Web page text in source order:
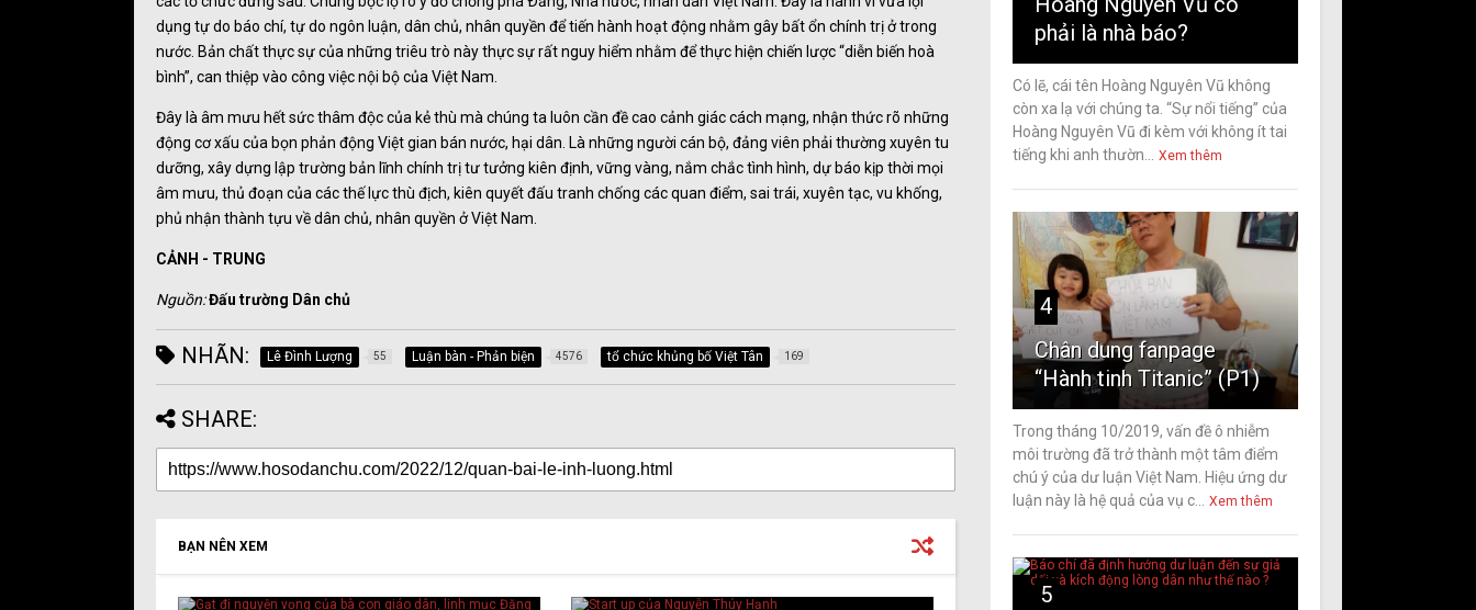
dụng tự do báo chí, tự do ngôn luận, dân chủ, nhân quyền để tiến hành hoạt động nhằm gây bất ổn chính trị ở trong
nước. Bản chất thực sự của những triêu trò này thực sự rất nguy hiểm nhằm để thực hiện chiến lược “diễn biến hoà
bình”, can thiệp vào công việc nội bộ của Việt Nam.
Đây là âm mưu hết sức thâm độc của kẻ thù mà chúng ta luôn cần đề cao cảnh giác cách mạng, nhận thức rõ những
động cơ xấu của bọn phản động Việt gian bán nước, hại dân. Là những người cán bộ, đảng viên phải thường xuyên tu
dưỡng, xây dựng lập trường bản lĩnh chính trị tư tưởng kiên định, vững vàng, nắm chắc tình hình, dự báo kịp thời mọi
âm mưu, thủ đoạn của các thế lực thù địch, kiên quyết đấu tranh chống các quan điểm, sai trái, xuyên tạc, vu khống,
phủ nhận thành tựu về dân chủ, nhân quyền ở Việt Nam.
CẢNH - TRUNG
Nguồn:Đấu trường Dân chủ
NHÃN: Lê Đình Lượng 55 Luận bàn - Phản biện 4576 tổ chức khủng bố Việt Tân 169
SHARE:
BẠN NÊN XEM
phải là nhà báo?
Có lẽ, cái tên Hoàng Nguyên Vũ không
còn xa lạ với chúng ta. “Sự nổi tiếng” của
Hoàng Nguyên Vũ đi kèm với không ít tai
tiếng khi anh thườn...
Xem thêm
4
Chân dung fanpage
“Hành tinh Titanic” (P1)
Trong tháng 10/2019, vấn đề ô nhiễm
môi trường đã trở thành một tâm điểm
chú ý của dư luận Việt Nam. Hiệu ứng dư
luận này là hệ quả của vụ c...
Xem thêm
5